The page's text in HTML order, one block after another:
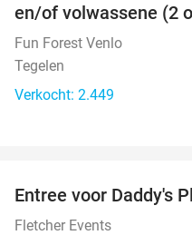
en/of volwassene (2
Fun Forest Venlo
Tegelen
Verkocht: 2.449
TODAY
Entree voor Daddy's
Fletcher Events